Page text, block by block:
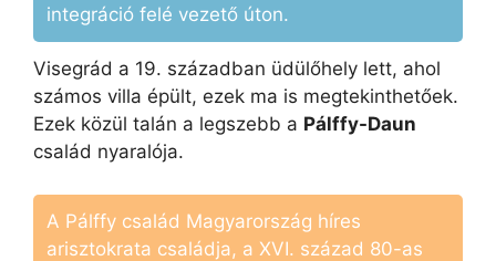
integráció felé vezető úton.
Visegrád a 19. században üdülőhely lett, ahol
számos villa épült, ezek ma is megtekinthetőek.
Ezek közül talán a legszebb a Pálffy-Daun
család nyaralója.
A Pálffy család Magyarország híres
arisztokrata családja, a XVI. század 80-as